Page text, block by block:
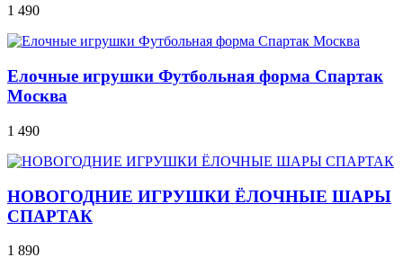
1 490
Елочные игрушки Футбольная форма Спартак
Москва
1 490
НОВОГОДНИЕ ИГРУШКИ ЁЛОЧНЫЕ ШАРЫ
СПАРТАК
1 890